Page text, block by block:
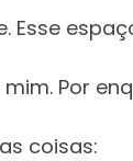
Esse
Por
coisas: